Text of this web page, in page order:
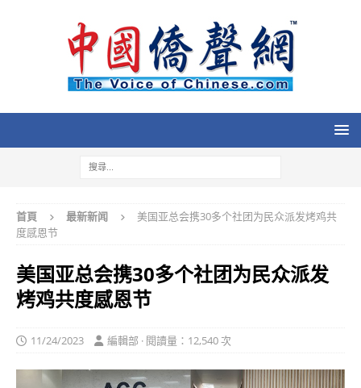
首頁 最新新闻
美国亚总会携30多个社团为民众派发烤鸡共
度感恩节
美国亚总会携30多个社团为民众派发
烤鸡共度感恩节
11/24/2023 編輯部 · 閱讀量：12,540 次